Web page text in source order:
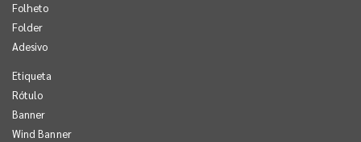
Folheto
Folder
Adesivo
Etiqueta
Rótulo
Banner
Wind Banner